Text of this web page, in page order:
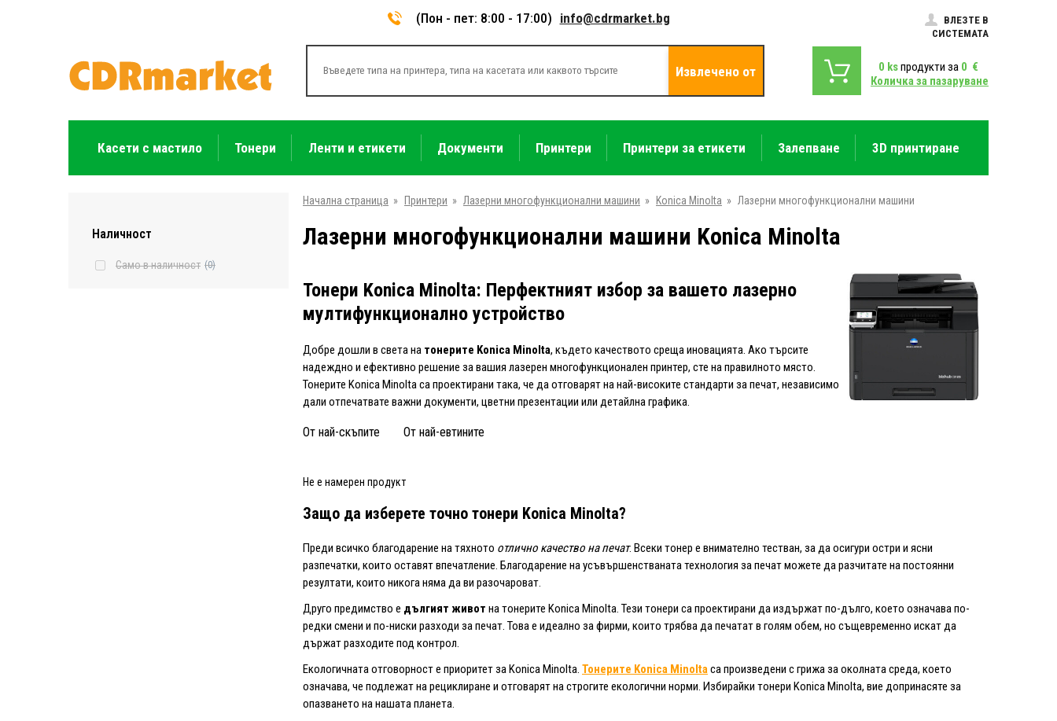
(Пон - пет: 8:00 - 17:00) info@cdrmarket.bg
ВЛЕЗТЕ В
СИСТЕМАТА
Извлечено от 0 ksпродукти за 0 €
Количка за пазаруване
Касети с мастило Тонери Ленти и етикети Документи Принтери Принтери за етикети Залепване 3D принтиране
Наличност
Само в наличност (0)
Начална страница » Принтери » Лазерни многофункционални машини » Konica Minolta » Лазерни многофункционални машини
Лазерни многофункционални машини Konica Minolta
Тонери Konica Minolta: Перфектният избор за вашето лазерно
мултифункционално устройство
Добре дошли в света на тонерите Konica Minolta, където качеството среща иновацията. Ако търсите
надеждно и ефективно решение за вашия лазерен многофункционален принтер, сте на правилното място.
Тонерите Konica Minolta са проектирани така, че да отговарят на най-високите стандарти за печат, независимо
дали отпечатвате важни документи, цветни презентации или детайлна графика.
От най-скъпите От най-евтините
Не е намерен продукт
Защо да изберете точно тонери Konica Minolta?
Преди всичко благодарение на тяхното отлично качество на печат. Всеки тонер е внимателно тестван, за да осигури остри и ясни
разпечатки, които оставят впечатление. Благодарение на усъвършенстваната технология за печат можете да разчитате на постоянни
резултати, които никога няма да ви разочароват.
Друго предимство е дългият живот на тонерите Konica Minolta. Тези тонери са проектирани да издържат по-дълго, което означава по-
редки смени и по-ниски разходи за печат. Това е идеално за фирми, които трябва да печатат в голям обем, но същевременно искат да
държат разходите под контрол.
Екологичната отговорност е приоритет за Konica Minolta. Тонерите Konica Minolta са произведени с грижа за околната среда, което
означава, че подлежат на рециклиране и отговарят на строгите екологични норми. Избирайки тонери Konica Minolta, вие допринасяте за
опазването на нашата планета.